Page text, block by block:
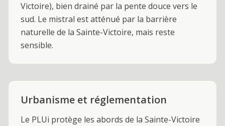
Victoire), bien drainé par la pente douce vers le
sud. Le mistral est atténué par la barrière
naturelle de la Sainte-Victoire, mais reste
sensible.
Urbanisme et réglementation
Le PLUi protège les abords de la Sainte-Victoire